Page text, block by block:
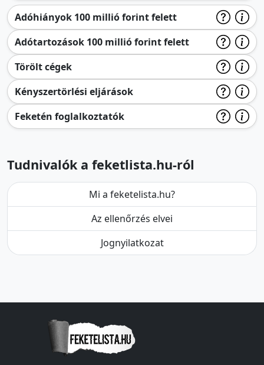
Adóhiányok 100 millió forint felett
Adótartozások 100 millió forint felett
Törölt cégek
Kényszertörlési eljárások
Feketén foglalkoztatók
Tudnivalók a feketlista.hu-ról
Mi a feketelista.hu?
Az ellenőrzés elvei
Jognyilatkozat